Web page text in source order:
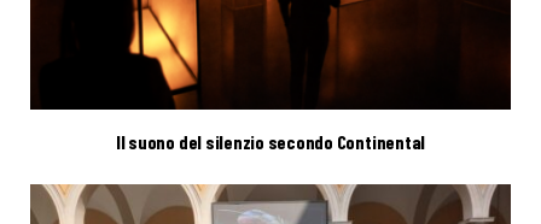
Il suono del silenzio secondo Continental